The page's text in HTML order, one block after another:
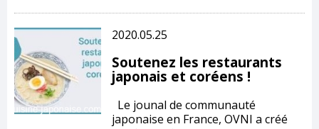
2020.05.25
Soutenez les restaurants
japonais et coréens !
Le jounal de communauté
japonaise en France, OVNI a créé